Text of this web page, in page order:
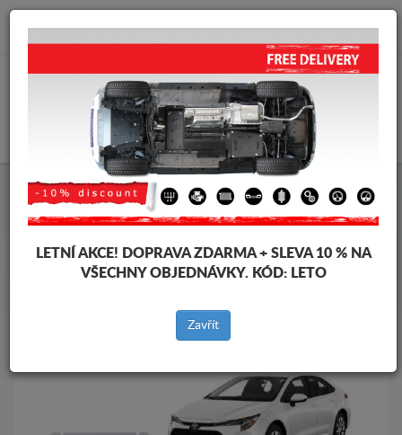
info@krytpodmotor.com
Kryt pod motor Toyota Kryt pod motor Toyota Corolla
vozidel
Značky vozidel
Zpět na produkty
LETNÍ AKCE! DOPRAVA ZDARMA + SLEVA 10 % NA
VŠECHNY OBJEDNÁVKY. KÓD: LETO
Zavřít